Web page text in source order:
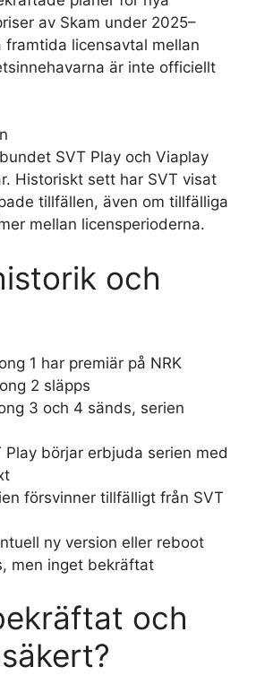
av Skam under 2025–
framtida licensavtal mellan
är inte officiellt
SVT Play och Viaplay
Historiskt sett har SVT visat
tillfällen, även om tillfälliga
mellan licensperioderna.
och
1 har premiär på NRK
2 släpps
3 och 4 sänds, serien
Play börjar erbjuda serien med
försvinner tillfälligt från SVT
ny version eller reboot
men inget bekräftat
och